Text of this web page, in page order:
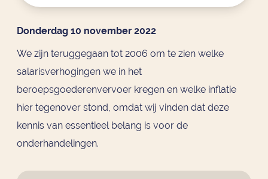
Donderdag 10 november 2022
We zijn teruggegaan tot 2006 om te zien welke
salarisverhogingen we in het
beroepsgoederenvervoer kregen en welke inflatie
hier tegenover stond, omdat wij vinden dat deze
kennis van essentieel belang is voor de
onderhandelingen.